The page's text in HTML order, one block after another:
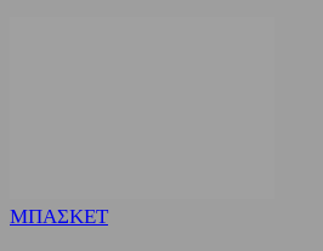
ΜΠΑΣΚΕΤ